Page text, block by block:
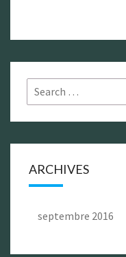
Search
for:
ARCHIVES
septembre 2016